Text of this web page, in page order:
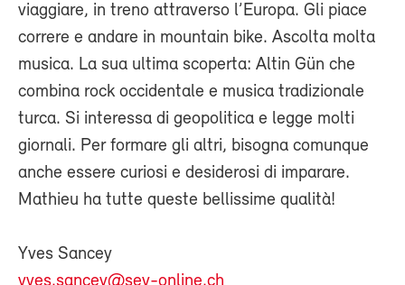
viaggiare, in treno attraverso l’Europa. Gli piace
correre e andare in mountain bike. Ascolta molta
musica. La sua ultima scoperta: Altin Gün che
combina rock occidentale e musica tradizionale
turca. Si interessa di geopolitica e legge molti
giornali. Per formare gli altri, bisogna comunque
anche essere curiosi e desiderosi di imparare.
Mathieu ha tutte queste bellissime qualità!
Yves Sancey
yves.sancey@sev-online.ch